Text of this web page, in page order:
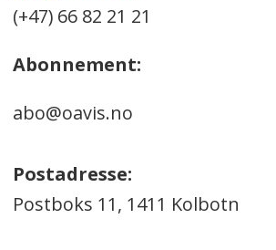
(+47) 66 82 21 21
Abonnement:
abo@oavis.no
Postadresse:
Postboks 11, 1411 Kolbotn